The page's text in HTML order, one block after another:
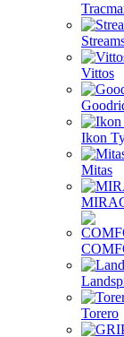
Vittos
Ikon
Mitas
Torero